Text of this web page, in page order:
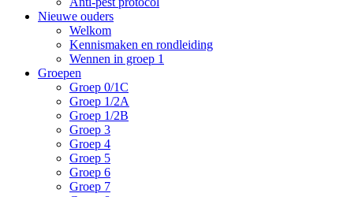
Nieuwe ouders
Welkom
Kennismaken en rondleiding
Wennen in groep 1
Groepen
Groep 0/1C
Groep 1/2A
Groep 1/2B
Groep 3
Groep 4
Groep 5
Groep 6
Groep 7